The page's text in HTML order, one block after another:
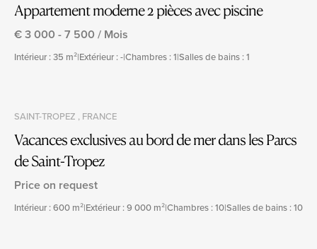
Appartement moderne 2 pièces avec piscine
€ 3 000 - 7 500 / Mois
Intérieur : 35 m²|Extérieur : -|Chambres : 1|Salles de bains : 1
SAINT-TROPEZ , FRANCE
Vacances exclusives au bord de mer dans les Parcs
de Saint-Tropez
Price on request
Intérieur : 600 m²|Extérieur : 9 000 m²|Chambres : 10|Salles de bains : 10